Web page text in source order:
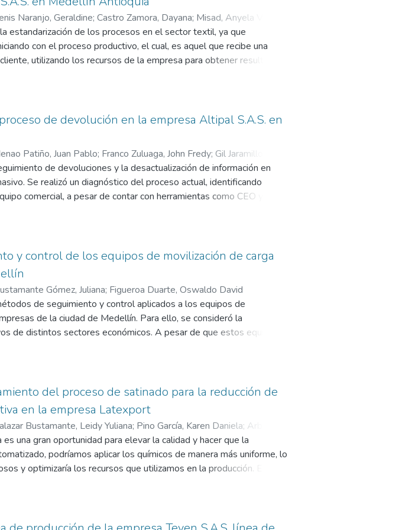
fija, la cual conduce el insumo para jabón de la planta de poliéster
que tiene mayor posibilidad de intervención y a su vez
Naranjo, Geraldine; Castro Zamora, Dayana; Misad, Anyela Viviana
Piedad
estandarización de los procesos en el sector textil, ya que
con el proceso productivo, el cual, es aquel que recibe una
utilizando los recursos de la empresa para obtener resultados
una cadena productiva eficiente e interconectada en sus
de mejora continua. Para ello, es necesario desarrollar un
la sistemática de las acciones y cómo deberá ser el
Estudio de métodos y tiempos, entre otros, que buscan mejorar
a través de la reducción de costos, el uso adecuado de los
producción, obteniendo un incremento en la productividad y mayor
la empresa. (Yanza, 2024)
de devolución en la empresa Altipal S.A.S. en
Patiño, Juan Pablo; Franco Zuluaga, John Fredy; Gil Jaramillo,
de devoluciones y la desactualización de información en
Se realizó un diagnóstico del proceso actual, identificando
comercial, a pesar de contar con herramientas como CEO y
implementación del ciclo PHVA para optimizar el proceso y
de devoluciones en tiempo real. Entre los hallazgos, se destaca que
producto, lo que ofrece oportunidades para ajustar políticas
de digitalización y mejora continua como ejes clave para fortalecer la
y control de los equipos de movilización de carga
Gómez, Juliana; Figueroa Duarte, Oswaldo David
de seguimiento y control aplicados a los equipos de
de la ciudad de Medellín. Para ello, se consideró la
de distintos sectores económicos. A pesar de que estos equipos
representan un recurso clave para la eficiencia del flujo de
metodología de enfoque mixto, combinando herramientas
y observación directa en entornos reales de operación.
de planes preventivos, la limitada formación técnica del personal y
control que generan fallas frecuentes, tiempos muertos
contexto, el estudio propone un conjunto de estrategias basadas
de chequeo, la programación periódica de inspecciones, la
de herramientas digitales de bajo costo que permitan supervisar el
si bien requieren un cambio organizacional, no implican grandes
opción viable para PYMES que buscan profesionalizar su gestión
del proceso de satinado para la reducción de
en la empresa Latexport
Bustamante, Leidy Yuliana; Pino García, Karen Daniela; Arboleda
una gran oportunidad para elevar la calidad y hacer que la
podríamos aplicar los químicos de manera más uniforme, lo
y optimizaría los recursos que utilizamos en la producción. Esto no
que también ayudaría a reducir los costos relacionados con
de producción y mejoraría nuestra capacidad para satisfacer la
sistema automatizado, también mejoraríamos la seguridad laboral,